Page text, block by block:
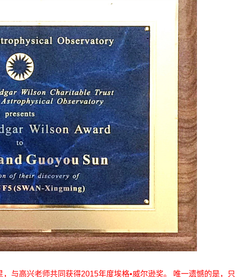
与高兴老师共同获得2015年度埃格•威尔逊奖。 唯一遗憾的是，只